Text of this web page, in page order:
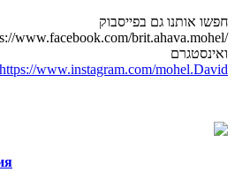
חפשו אותנו גם בפייסבוק
www.facebook.com/brit.ahava.mohel/
ואינסטגרם
https://www.instagram.com/mohel.David